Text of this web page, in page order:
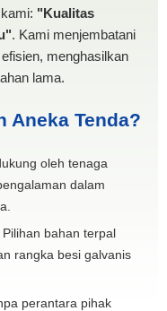
"Kualitas
. Kami menjembatani
menghasilkan
lama.
Aneka Tenda?
oleh tenaga
dalam
Pilihan bahan terpal
rangka besi galvanis
perantara pihak